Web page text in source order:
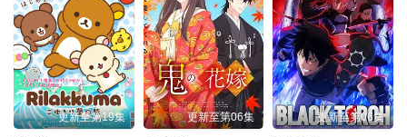
更新至第19集 更新至第06集 更新至第06集